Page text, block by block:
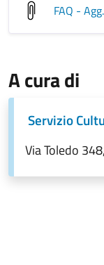
FAQ -
A cura di
Servizio
Via Toledo